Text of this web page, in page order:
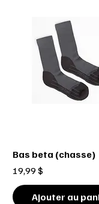
Bas beta (chasse)
Prix
19,99 $
Ajouter au